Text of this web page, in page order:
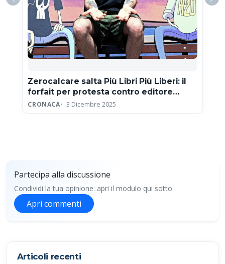
Zerocalcare salta Più Libri Più Liberi: il
forfait per protesta contro editore
neofascista
CRONACA 3 Dicembre 2025
Partecipa alla discussione
Condividi la tua opinione: apri il modulo qui sotto.
Apri commenti
Articoli recenti